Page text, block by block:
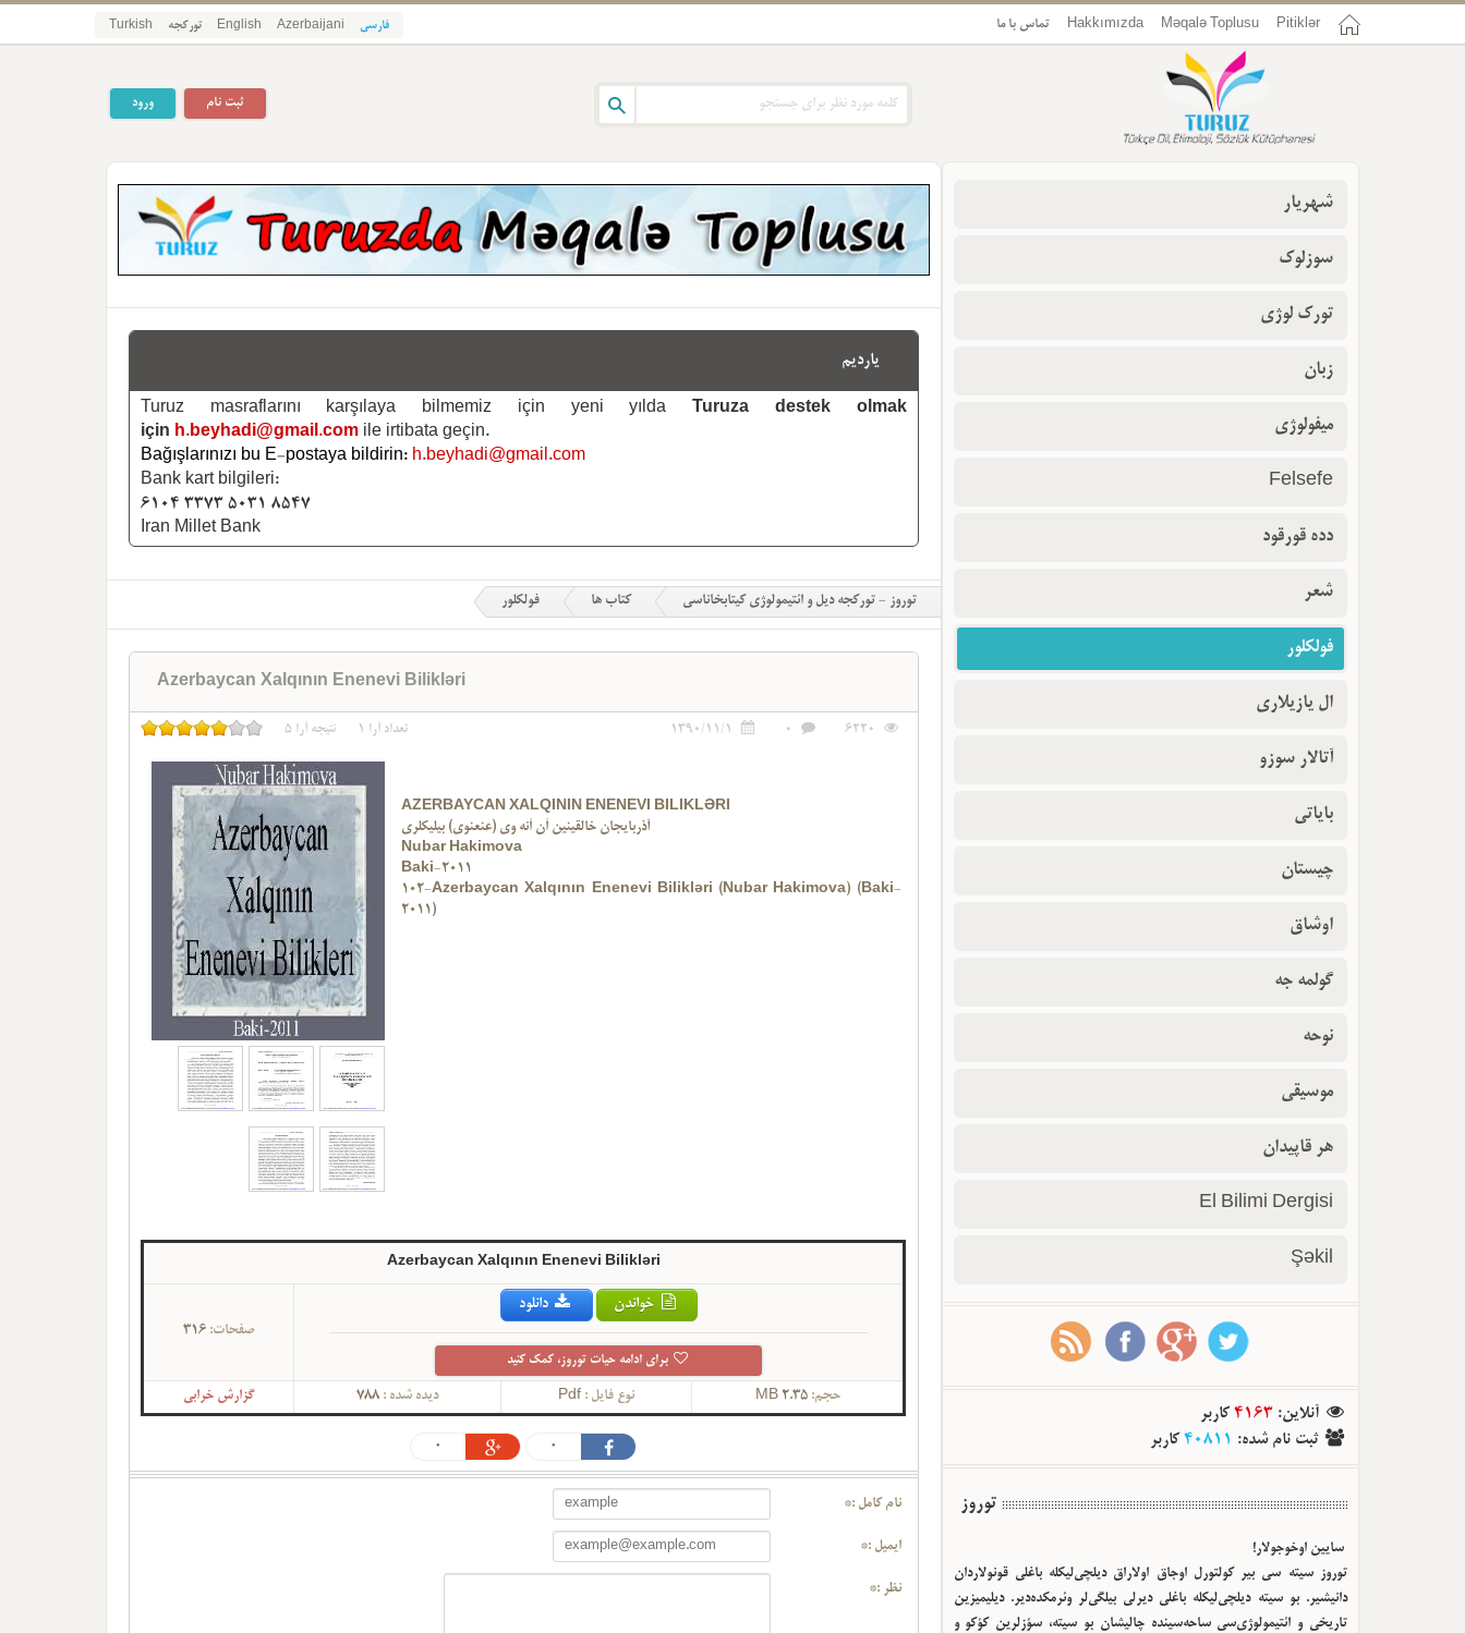
Pitiklər
Məqalə Toplusu
Hakkımızda تماس با ما فارسی Azerbaijani
English تورکجه Turkish
ورود ثبت نام
یاردیم
Turuz masraflarını karşılaya bilmemiz için yeni yılda
Turuza destek olmak
için h.beyhadi@gmail.com ile irtibata geçin.
Bağışlarınızı bu E-postaya bildirin: h.beyhadi@gmail.com
Bank kart bilgileri:
6104 3373 5031 8547
Iran Millet Bank
توروز - تورکجه دیل و ائتیمولوژی کیتابخاناسی کتاب ها فولکلور
Azerbaycan Xalqının Enenevi Bilikləri
6220
0
1390/11/1 تعداد آرا 1 نتیجه آرا 5
AZERBAYCAN XALQININ ENENEVI BILIKLƏRI
آذربایجان خالقینین اَن اَنه وی (عنعنوی) بیلیکلری
Nubar Hakimova
Baki-2011
102-Azerbaycan Xalqının Enenevi Bilikləri (Nubar Hakimova) (Baki-
2011)
Azerbaycan Xalqının Enenevi Bilikləri
خواندن دانلود
برای ادامه حیات توروز، کمک کنید
صفحات:
حجم:2.35 MB نوع فایل : Pdf دیده شده : 788 گزارش خرابی
0
0
نام کامل :*
ایمیل :*
نظر :*
شهریار
سوزلوک
تورک لوژی
زبان
میفولوژی
Felsefe
دده قورقود
شعر
فولکلور
ال یازیلاری
آتالار سوزو
بایاتی
چیستان
اوشاق
گولمه جه
نوحه
موسیقی
هر قاپیدان
El Bilimi Dergisi
Şəkil
آنلاین:
4163 کاربر
ثبت نام شده:
40811 کاربر
توروز
سایین اوخوجولار!
توروز سیته سی بیر کولتورل اوجاق اولا‌راق دیلچی‌لیکله باغلی قونولاردان
دانیشیر. بو سیته دیلچی‌لیکله باغلی دیرلی بیلگی‌لر وئرمکده‌دیر. دیلیمیزین
تاریخی و ائتیمولوژی‌سی ساحه‌سینده چالیشان بو سیته، سؤزلرین کؤکو و